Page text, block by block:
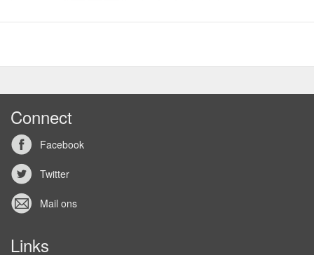
Connect
Facebook
Twitter
Mail ons
Links